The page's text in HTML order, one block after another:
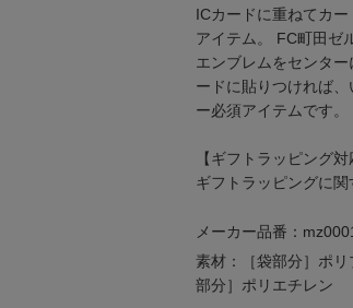
ICカードに重ねてカ
アイテム。 FC町田ゼ
エンブレムをセンタ
ードに貼りつければ
ー必須アイテムです。
【ギフトラッピング
ギフトラッピングに
メーカー品番：
素材：［袋部分］ポ
部分］ポリエチレン